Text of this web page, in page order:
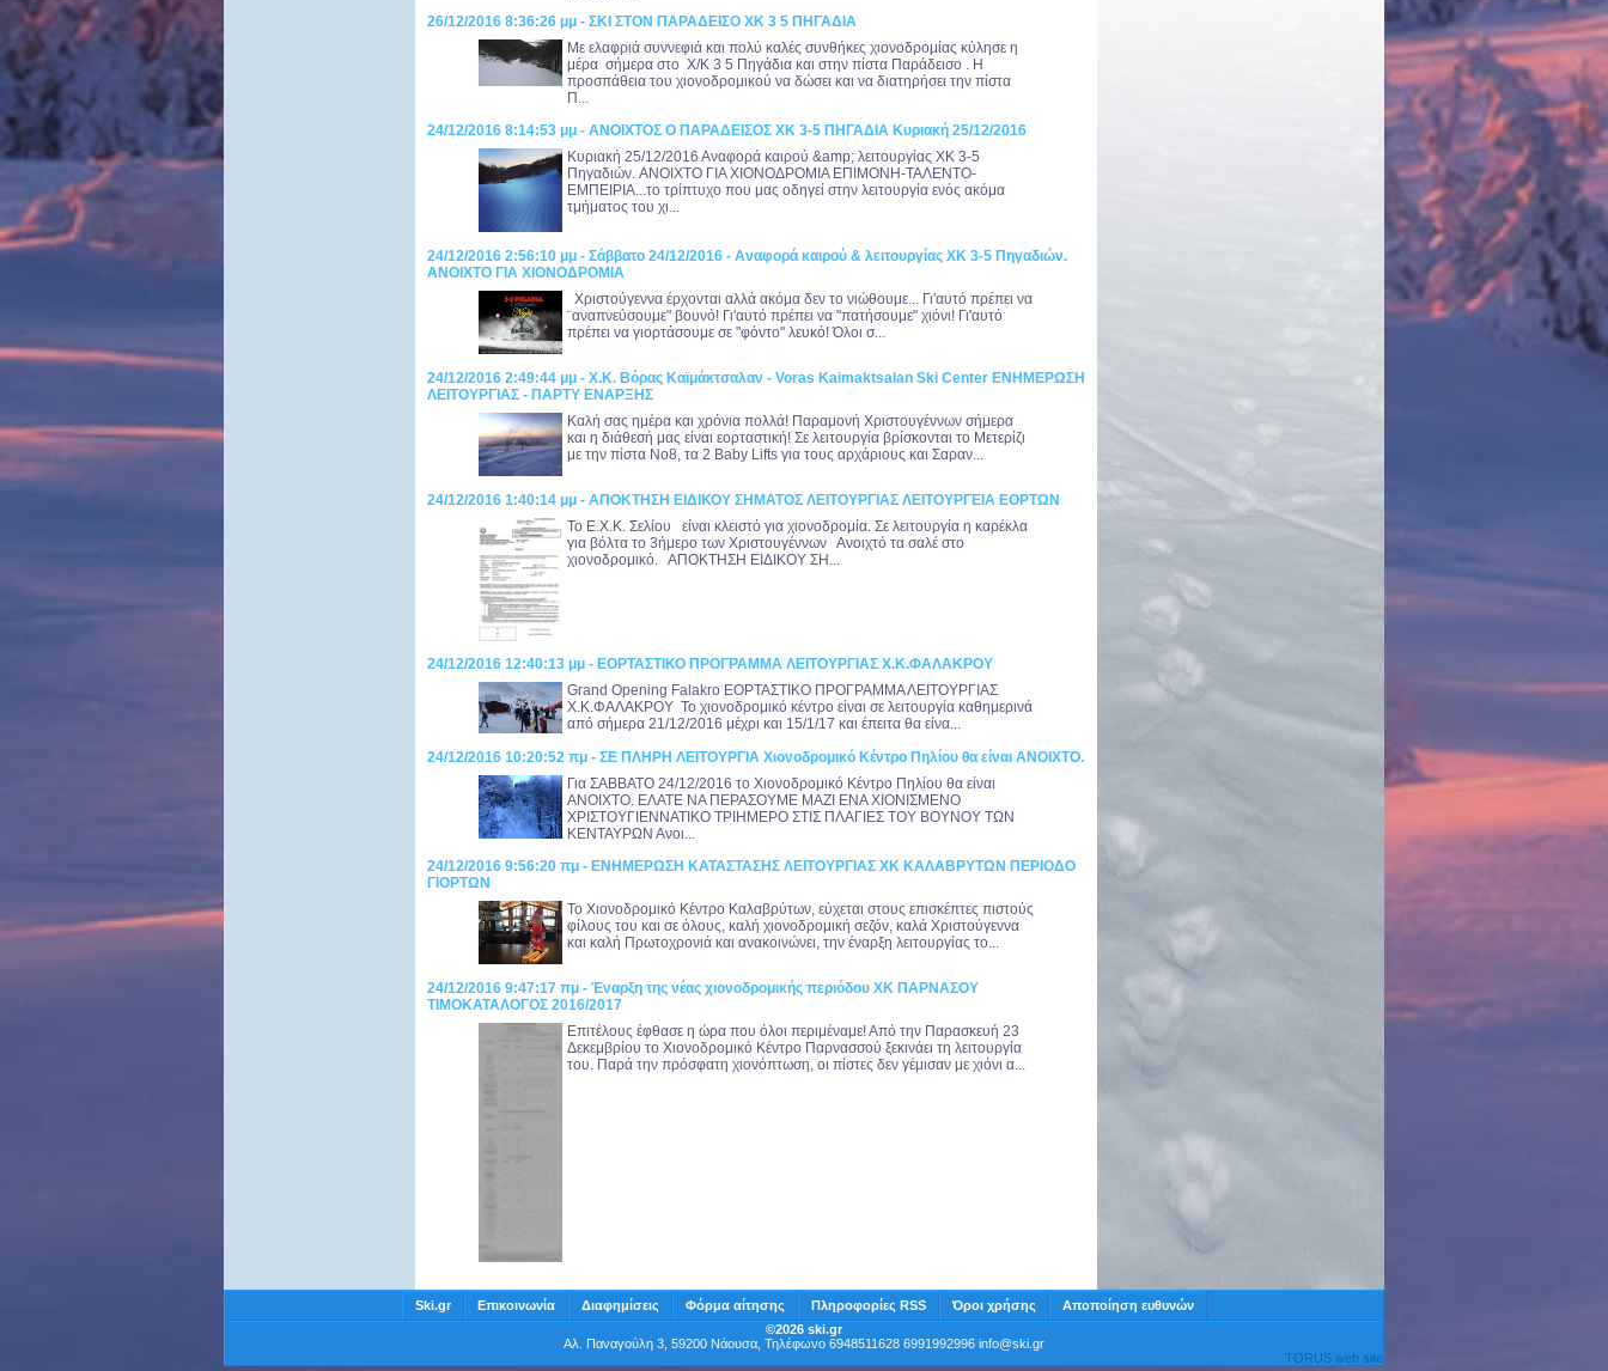
26/12/2016 8:36:26 μμ - ΣΚΙ ΣΤΟΝ ΠΑΡΑΔΕΙΣΟ ΧΚ 3 5 ΠΗΓΑΔΙΑ
Με ελαφριά συννεφιά και πολύ καλές συνθήκες χιονοδρομίας κύλησε η
μέρα σήμερα στο Χ/Κ 3 5 Πηγάδια και στην πίστα Παράδεισο . Η
προσπάθεια του χιονοδρομικού να δώσει και να διατηρήσει την πίστα
Π...
24/12/2016 8:14:53 μμ - ΑΝΟΙΧΤΟΣ Ο ΠΑΡΑΔΕΙΣΟΣ ΧΚ 3-5 ΠΗΓΑΔΙΑ Κυριακή 25/12/2016
Κυριακή 25/12/2016 Αναφορά καιρού &amp; λειτουργίας ΧΚ 3-5
Πηγαδιών. ANOIXTO ΓΙΑ ΧΙΟΝΟΔΡΟΜΙΑ ΕΠΙΜΟΝΗ-ΤΑΛΕΝΤΟ-
ΕΜΠΕΙΡΙΑ...το τρίπτυχο που μας οδηγεί στην λειτουργία ενός ακόμα
τμήματος του χι...
24/12/2016 2:56:10 μμ - Σάββατο 24/12/2016 - Αναφορά καιρού & λειτουργίας ΧΚ 3-5 Πηγαδιών.
ANOIXTO ΓΙΑ ΧΙΟΝΟΔΡΟΜΙΑ
Χριστούγεννα έρχονται αλλά ακόμα δεν το νιώθουμε... Γι'αυτό πρέπει να
¨αναπνεύσουμε" βουνό! Γι'αυτό πρέπει να "πατήσουμε" χιόνι! Γι'αυτό
πρέπει να γιορτάσουμε σε "φόντο" λευκό! Όλοι σ...
24/12/2016 2:49:44 μμ - Χ.Κ. Βόρας Καϊμάκτσαλαν - Voras Kaimaktsalan Ski Center ΕΝΗΜΕΡΩΣΗ
ΛΕΙΤΟΥΡΓΙΑΣ - ΠΑΡΤΥ ΕΝΑΡΞΗΣ
Καλή σας ημέρα και χρόνια πολλά! Παραμονή Χριστουγέννων σήμερα
και η διάθεσή μας είναι εορταστική! Σε λειτουργία βρίσκονται το Μετερίζι
με την πίστα Νο8, τα 2 Baby Lifts για τους αρχάριους και Σαραν...
24/12/2016 1:40:14 μμ - ΑΠΟΚΤΗΣΗ ΕΙΔΙΚΟΥ ΣΗΜΑΤΟΣ ΛΕΙΤΟΥΡΓΙΑΣ ΛΕΙΤΟΥΡΓΕΙΑ ΕΟΡΤΩΝ
Το Ε.Χ.Κ. Σελίου είναι κλειστό για χιονοδρομία. Σε λειτουργία η καρέκλα
για βόλτα το 3ήμερο των Χριστουγέννων Ανοιχτό τα σαλέ στο
χιονοδρομικό. ΑΠΟΚΤΗΣΗ ΕΙΔΙΚΟΥ ΣΗ...
24/12/2016 12:40:13 μμ - ΕΟΡΤΑΣΤΙΚΟ ΠΡΟΓΡΑΜΜΑ ΛΕΙΤΟΥΡΓΙΑΣ Χ.Κ.ΦΑΛΑΚΡΟΥ
Grand Opening Falakro ΕΟΡΤΑΣΤΙΚΟ ΠΡΟΓΡΑΜΜΑ ΛΕΙΤΟΥΡΓΙΑΣ
Χ.Κ.ΦΑΛΑΚΡΟΥ Το χιονοδρομικό κέντρο είναι σε λειτουργία καθημερινά
από σήμερα 21/12/2016 μέχρι και 15/1/17 και έπειτα θα είνα...
24/12/2016 10:20:52 πμ - ΣΕ ΠΛΗΡΗ ΛΕΙΤΟΥΡΓΙΑ Χιονοδρομικό Κέντρο Πηλίου θα είναι ΑΝΟΙΧΤΟ.
Για ΣΑΒΒΑΤΟ 24/12/2016 το Χιονοδρομικό Κέντρο Πηλίου θα είναι
ΑΝΟΙΧΤΟ. ΕΛΑΤΕ ΝΑ ΠΕΡΑΣΟΥΜΕ ΜΑΖΙ ΕΝΑ ΧΙΟΝΙΣΜΕΝΟ
ΧΡΙΣΤΟΥΓΙΕΝΝΑΤΙΚΟ ΤΡΙΗΜΕΡΟ ΣΤΙΣ ΠΛΑΓΙΕΣ ΤΟΥ ΒΟΥΝΟΥ ΤΩΝ
ΚΕΝΤΑΥΡΩΝ Ανοι...
24/12/2016 9:56:20 πμ - ΕΝΗΜΕΡΩΣΗ ΚΑΤΑΣΤΑΣΗΣ ΛΕΙΤΟΥΡΓΙΑΣ ΧΚ ΚΑΛΑΒΡΥΤΩΝ ΠΕΡΙΟΔΟ
ΓΙΟΡΤΩΝ
Το Χιονοδρομικό Κέντρο Καλαβρύτων, εύχεται στους επισκέπτες πιστούς
φίλους του και σε όλους, καλή χιονοδρομική σεζόν, καλά Χριστούγεννα
και καλή Πρωτοχρονιά και ανακοινώνει, την έναρξη λειτουργίας το...
24/12/2016 9:47:17 πμ - Έναρξη της νέας χιονοδρομικής περιόδου ΧΚ ΠΑΡΝΑΣΟΥ
ΤΙΜΟΚΑΤΑΛΟΓΟΣ 2016/2017
Επιτέλους έφθασε η ώρα που όλοι περιμέναμε! Από την Παρασκευή 23
Δεκεμβρίου το Χιονοδρομικό Κέντρο Παρνασσού ξεκινάει τη λειτουργία
του. Παρά την πρόσφατη χιονόπτωση, οι πίστες δεν γέμισαν με χιόνι α...
Ski.gr Επικοινωνία Διαφημίσεις Φόρμα αίτησης Πληροφορίες RSS Όροι χρήσης
Αποποίηση ευθυνών
©2026 ski.gr
Αλ. Παναγούλη 3, 59200 Νάουσα, Τηλέφωνο 6948511628 6991992996 info@ski.gr
TORUS web site